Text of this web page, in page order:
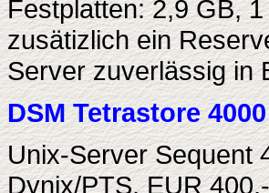
Festplatten: 2,9 GB,
zusätizlich ein
Server zuverlässig in
DSM Tetrastore
Unix-Server Sequent
Dynix/PTS, EUR 400,-